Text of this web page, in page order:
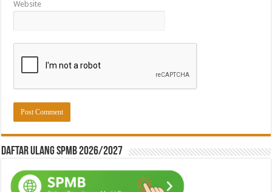
Website
Daftar ulang SPMB 2026/2027